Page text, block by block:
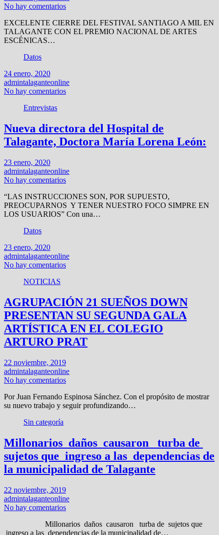
No hay comentarios
EXCELENTE CIERRE DEL FESTIVAL SANTIAGO A MIL EN
TALAGANTE CON EL PREMIO NACIONAL DE ARTES
ESCÉNICAS…
Datos
24 enero, 2020
admintalaganteonline
No hay comentarios
Entrevistas
Nueva directora del Hospital de
Talagante, Doctora María Lorena León:
23 enero, 2020
admintalaganteonline
No hay comentarios
“LAS INSTRUCCIONES SON, POR SUPUESTO,
PREOCUPARNOS Y TENER NUESTRO FOCO SIMPRE EN
LOS USUARIOS” Con una…
Datos
23 enero, 2020
admintalaganteonline
No hay comentarios
NOTICIAS
AGRUPACIÓN 21 SUEÑOS DOWN
PRESENTAN SU SEGUNDA GALA
ARTÍSTICA EN EL COLEGIO
ARTURO PRAT
22 noviembre, 2019
admintalaganteonline
No hay comentarios
Por Juan Fernando Espinosa Sánchez. Con el propósito de mostrar
su nuevo trabajo y seguir profundizando…
Sin categoría
Millonarios daños causaron turba de
sujetos que ingreso a las dependencias de
la municipalidad de Talagante
22 noviembre, 2019
admintalaganteonline
No hay comentarios
Millonarios daños causaron turba de sujetos que
ingreso a las dependencias de la municipalidad de…